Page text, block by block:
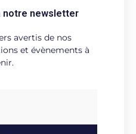
notre newsletter
avertis de nos
et évènements à